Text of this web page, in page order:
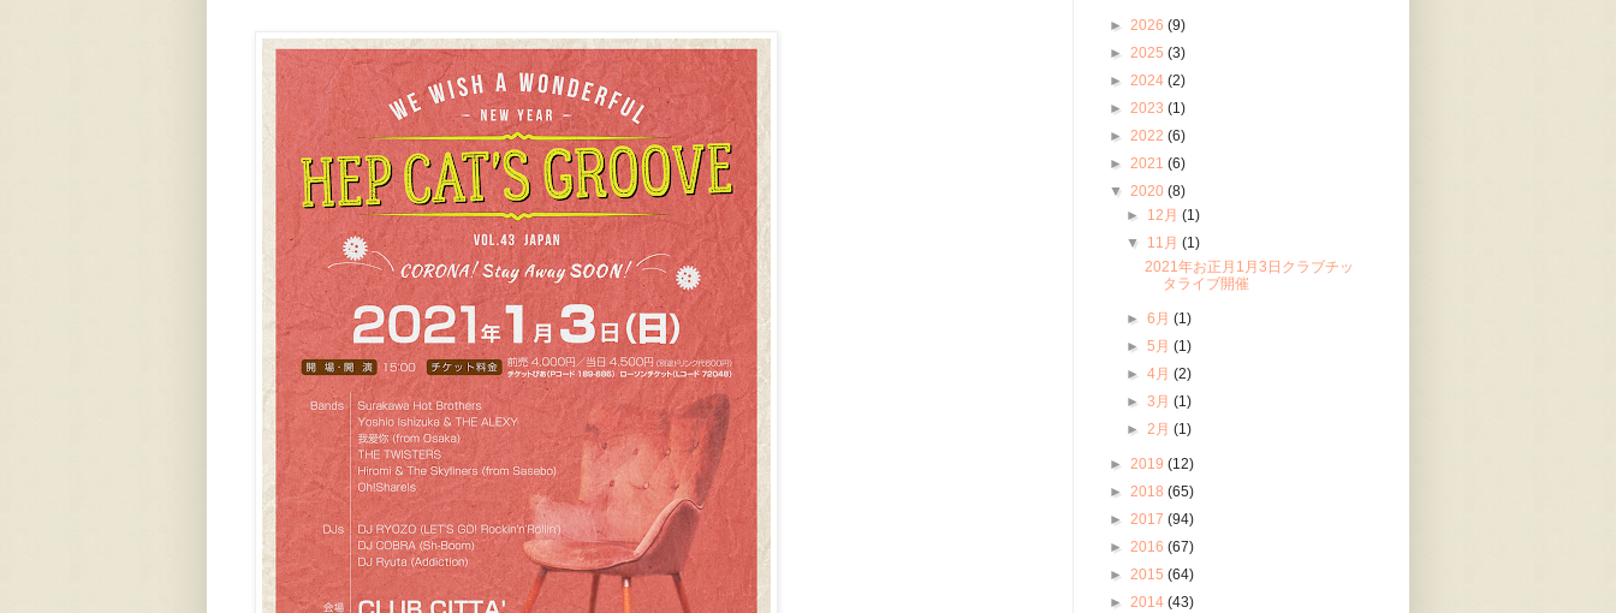
► 2026 (9)
► 2025 (3)
► 2024 (2)
► 2023 (1)
► 2022 (6)
► 2021 (6)
▼ 2020 (8)
► 12月(1)
▼ 11月(1)
2021年お正月1月3日クラブチッ
タライブ開催
►6月(1)
►5月(1)
►4月(2)
►3月(1)
►2月(1)
► 2019 (12)
► 2018 (65)
► 2017 (94)
► 2016 (67)
► 2015 (64)
► 2014 (43)